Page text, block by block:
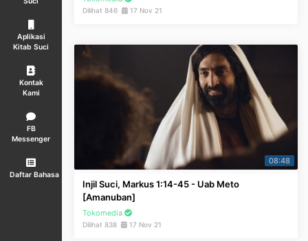
Aplikasi
Kitab Suci
Kontak
Kami
FB
Messenger
Daftar Bahasa
Dilihat 846 17 Nov 21
08:48
Injil Suci, Markus 1:14-45 - Uab Meto
[Amanuban]
Tokomedia
Dilihat 838 17 Nov 21